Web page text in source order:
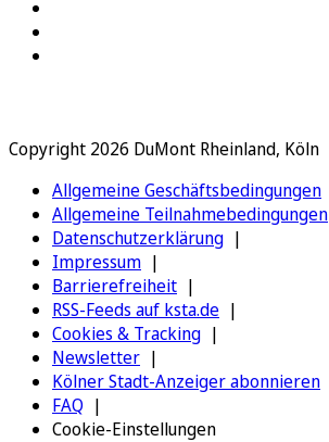
Copyright 2026 DuMont Rheinland, Köln
Allgemeine Geschäftsbedingungen
Allgemeine Teilnahmebedingungen
Datenschutzerklärung
Impressum
Barrierefreiheit
RSS-Feeds auf ksta.de
Cookies & Tracking
Newsletter
Kölner Stadt-Anzeiger abonnieren
FAQ
Cookie-Einstellungen